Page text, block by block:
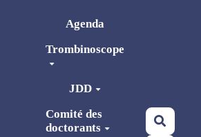
Agenda
Trombinoscope
JDD
Comité des
doctorants